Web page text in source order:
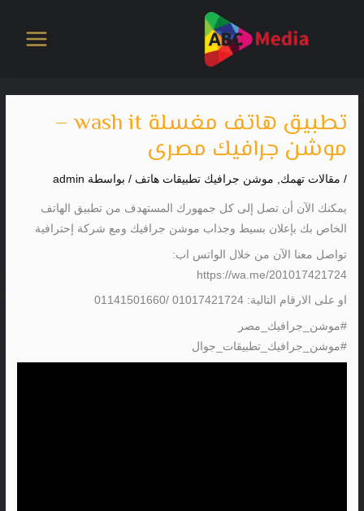
تطبيق هاتف مغسلة wash it –
موشن جرافيك مصرى
/ مقالات تهمك, موشن جرافيك تطبيقات هاتف / بواسطة admin
يمكنك الآن أن تصل إلى كل جمهورك المستهدف من تطبيق الهاتف
الخاص بك بإعلان بسيط وجذاب موشن جرافيك ومع شركة إحترافية
تواصل معنا الآن من خلال الواتس اب:
https://wa.me/201017421724
او على الارقام التالية: 01017421724 /01141501660
#موشن_جرافيك_مصر
#موشن_جرافيك_تطبيقات_جوال